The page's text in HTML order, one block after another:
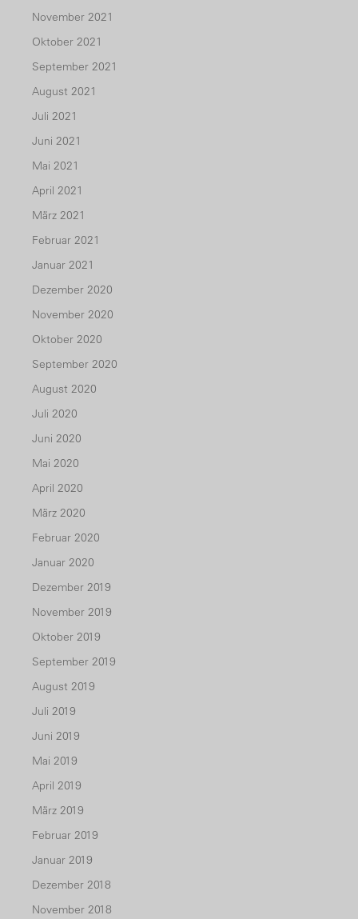
November 2021
Oktober 2021
September 2021
August 2021
Juli 2021
Juni 2021
Mai 2021
April 2021
März 2021
Februar 2021
Januar 2021
Dezember 2020
November 2020
Oktober 2020
September 2020
August 2020
Juli 2020
Juni 2020
Mai 2020
April 2020
März 2020
Februar 2020
Januar 2020
Dezember 2019
November 2019
Oktober 2019
September 2019
August 2019
Juli 2019
Juni 2019
Mai 2019
April 2019
März 2019
Februar 2019
Januar 2019
Dezember 2018
November 2018